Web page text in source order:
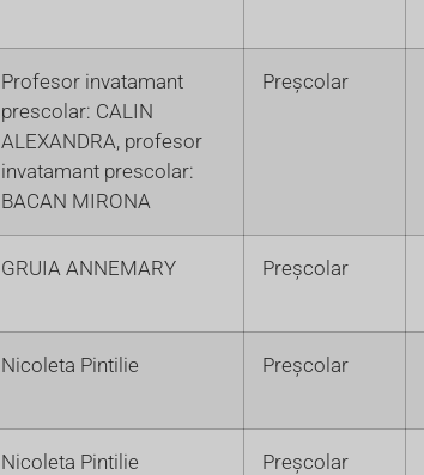
Profesor invatamant
prescolar: CALIN
ALEXANDRA, profesor
invatamant prescolar:
BACAN MIRONA
Preșcolar
GRUIA ANNEMARY Preșcolar
Nicoleta Pintilie Preșcolar
Nicoleta Pintilie Preșcolar